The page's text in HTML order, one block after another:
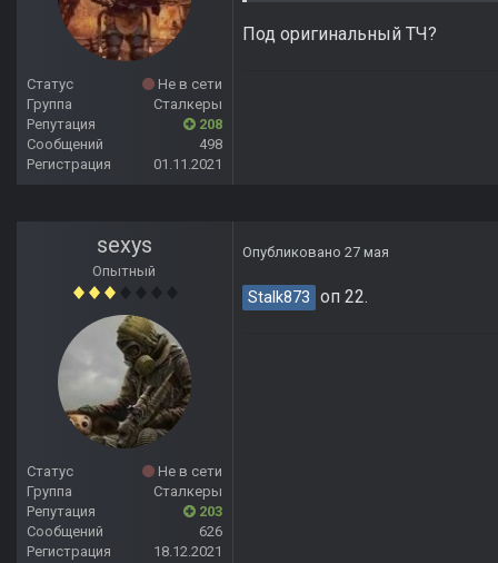
Статус
Не в сети
Группа
Сталкеры
Репутация
208
Сообщений
498
Регистрация
01.11.2021
Под оригинальный ТЧ?
sexys
Опытный
Статус
Не в сети
Группа
Сталкеры
Репутация
203
Сообщений
626
Регистрация
18.12.2021
Опубликовано 27 мая
Stalk873 оп 22.